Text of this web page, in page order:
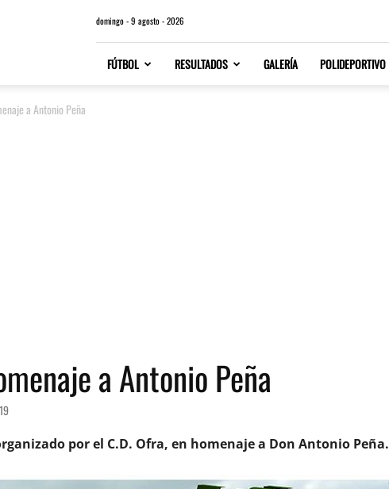
domingo - 9 agosto - 2026
FÚTBOL RESULTADOS GALERÍA POLIDEPORTIVO
a Antonio Peña
a Antonio Peña
por el C.D. Ofra, en homenaje a Don Antonio Peña.